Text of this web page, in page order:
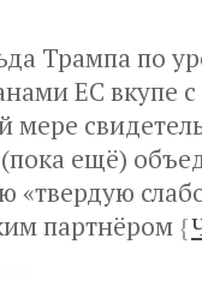
Трампа по
ЕС вкупе
ещё)
«твердую
партнёром {